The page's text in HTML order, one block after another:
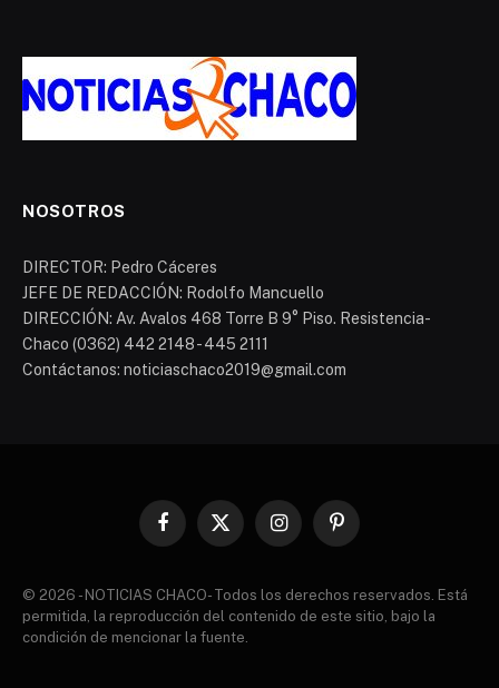
NOSOTROS
DIRECTOR: Pedro Cáceres
JEFE DE REDACCIÓN: Rodolfo Mancuello
DIRECCIÓN: Av. Avalos 468 Torre B 9° Piso. Resistencia-
Chaco (0362) 442 2148 - 445 2111
Contáctanos: noticiaschaco2019@gmail.com
Facebook
X
InstagramPinterest
© 2026 - NOTICIAS CHACO- Todos los derechos reservados. Está
permitida, la reproducción del contenido de este sitio, bajo la
condición de mencionar la fuente.